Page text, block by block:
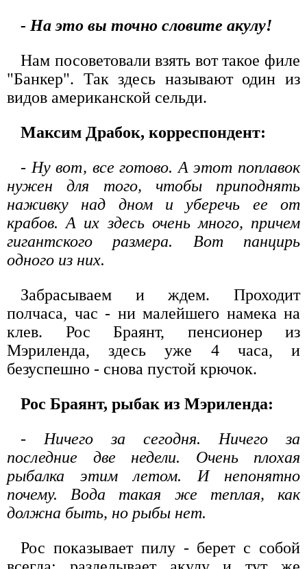
- На это вы точно словите акулу!
Нам посоветовали взять вот такое филе
"Банкер". Так здесь называют один из
видов американской сельди.
Максим Драбок, корреспондент:
- Ну вот, все готово. А этот поплавок
нужен для того, чтобы приподнять
наживку над дном и уберечь ее от
крабов. А их здесь очень много, причем
гигантского размера. Вот панцирь
одного из них.
Забрасываем и ждем. Проходит
полчаса, час - ни малейшего намека на
клев. Рос Браянт, пенсионер из
Мэриленда, здесь уже 4 часа, и
безуспешно - снова пустой крючок.
Рос Браянт, рыбак из Мэриленда:
- Ничего за сегодня. Ничего за
последние две недели. Очень плохая
рыбалка этим летом. И непонятно
почему. Вода такая же теплая, как
должна быть, но рыбы нет.
Рос показывает пилу - берет с собой